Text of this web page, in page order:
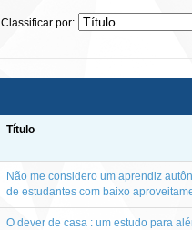
Classificar por:
Título
Não me considero um aprendiz
de estudantes com baixo
O dever de casa : um estudo para